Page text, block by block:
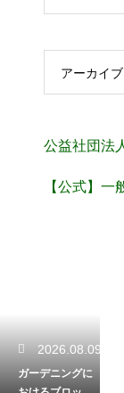
アーカイブ
公益社団法
【公式】一
2026.08.09
ガーデニングに